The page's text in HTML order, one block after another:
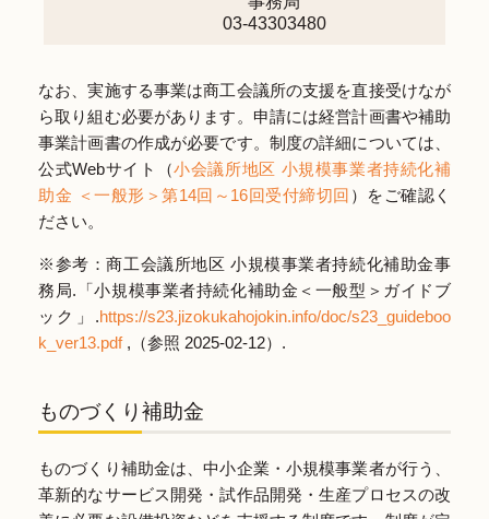
03-43303480
なお、実施する事業は商工会議所の支援を直接受けなが
ら取り組む必要があります。申請には経営計画書や補助
事業計画書の作成が必要です。制度の詳細については、
公式Webサイト（小会議所地区 小規模事業者持続化補
助金 ＜一般形＞第14回～16回受付締切回 ）をご確認く
ださい。
※参考：商工会議所地区 小規模事業者持続化補助金事
務局.「小規模事業者持続化補助金＜一般型＞ガイドブ
ック」.https://s23.jizokukahojokin.info/doc/s23_guideboo
k_ver13.pdf,（参照 2025-02-12）.
ものづくり補助金
ものづくり補助金は、中小企業・小規模事業者が行う、
革新的なサービス開発・試作品開発・生産プロセスの改